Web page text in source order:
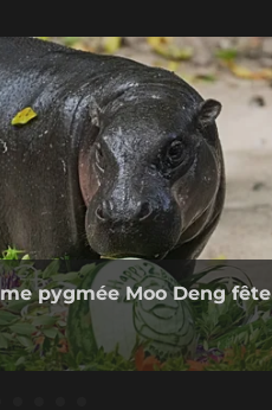
pygmée Moo Deng fête